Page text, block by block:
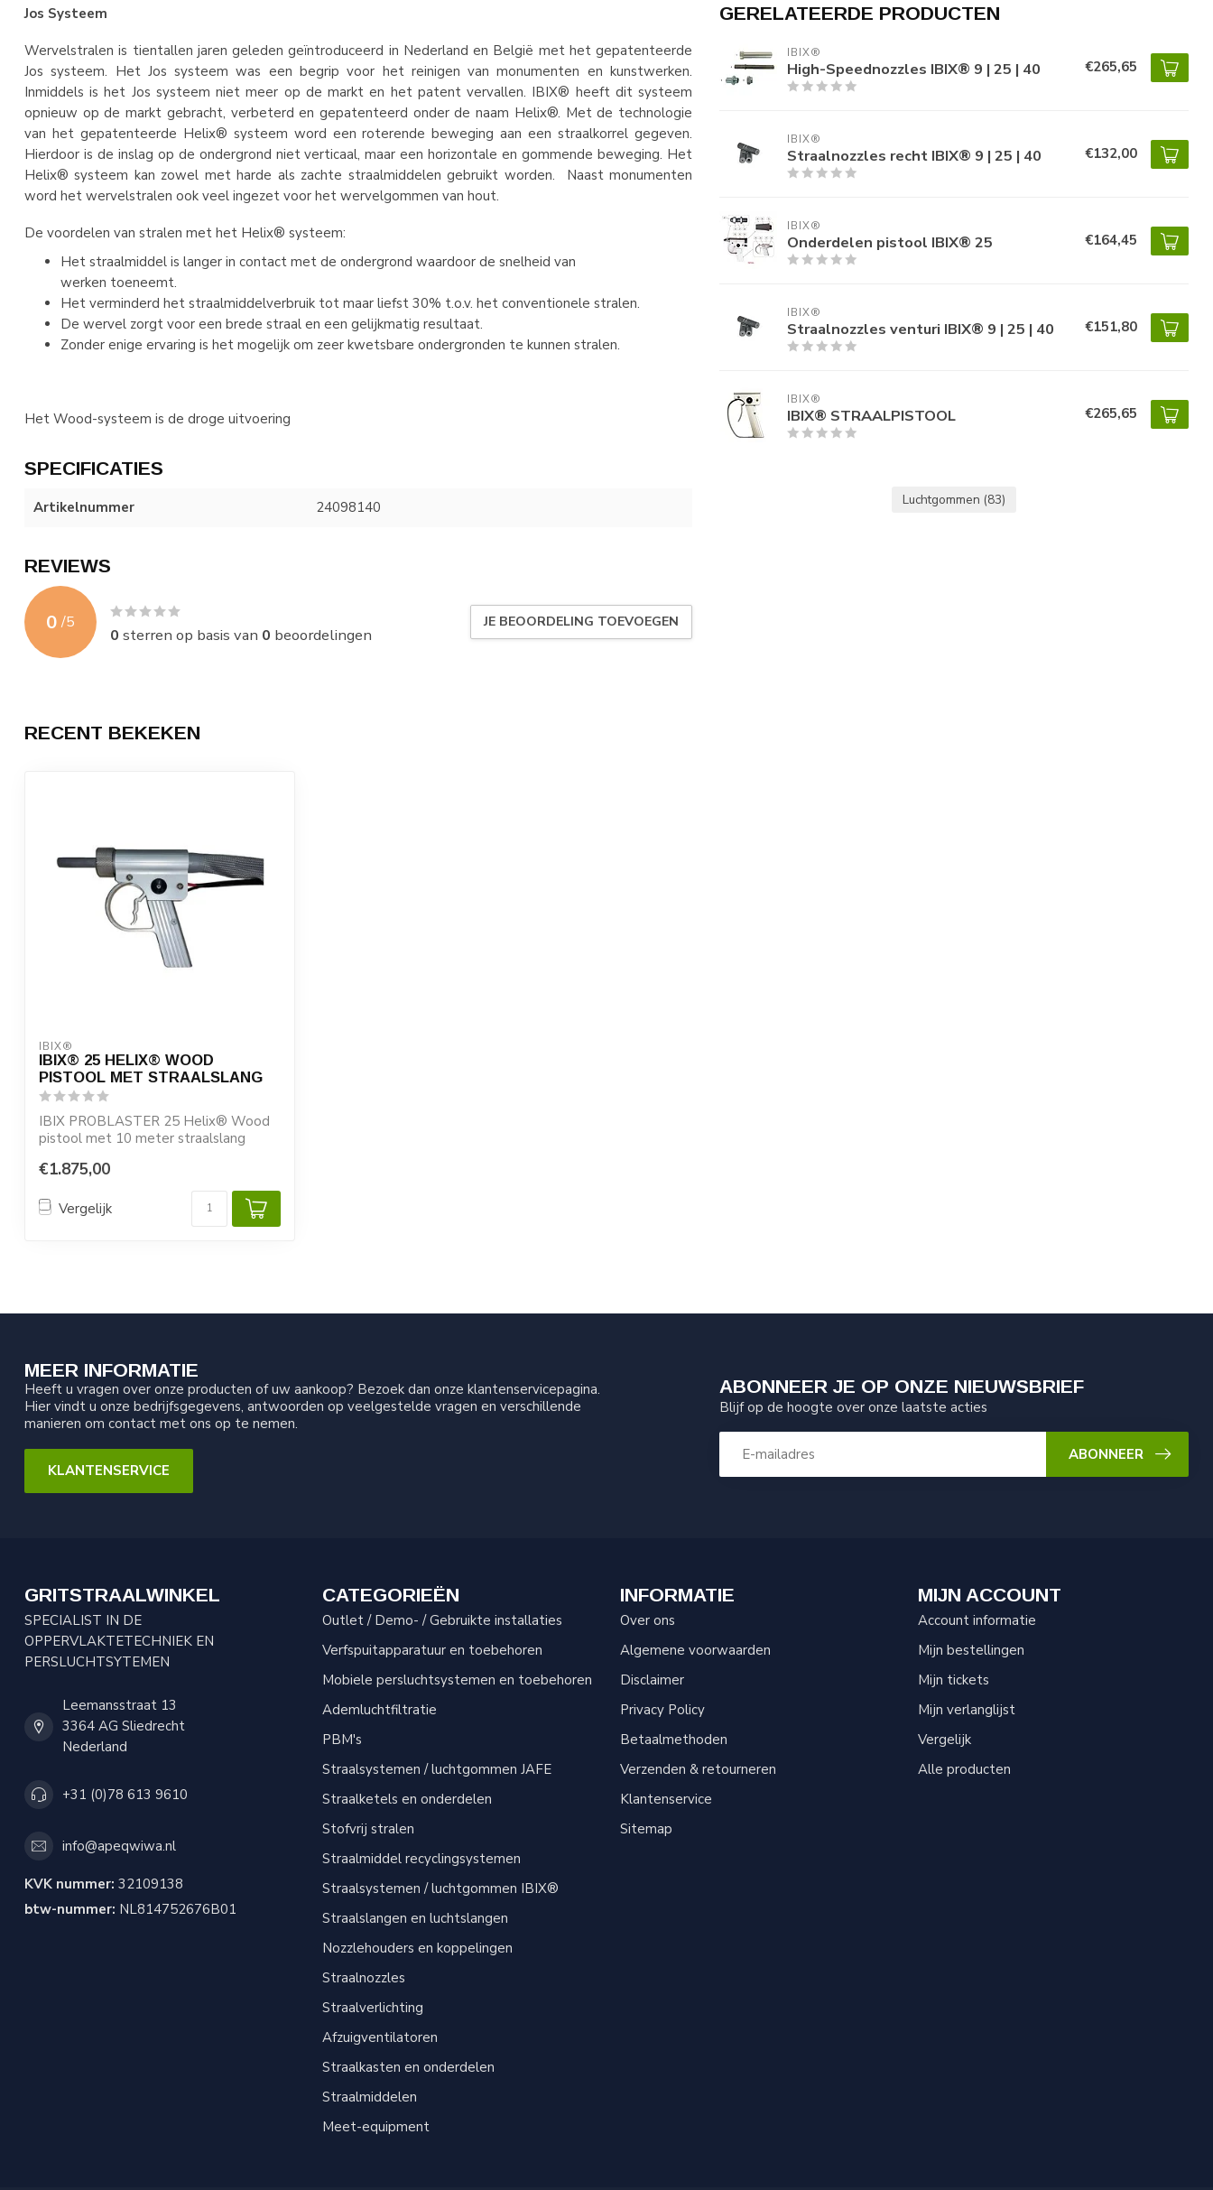
Jos Systeem
Wervelstralen is tientallen jaren geleden geïntroduceerd in Nederland en België met het gepatenteerde
Jos systeem. Het Jos systeem was een begrip voor het reinigen van monumenten en kunstwerken.
Inmiddels is het Jos systeem niet meer op de markt en het patent vervallen. IBIX® heeft dit systeem
opnieuw op de markt gebracht, verbeterd en gepatenteerd onder de naam Helix®. Met de technologie
van het gepatenteerde Helix® systeem word een roterende beweging aan een straalkorrel gegeven.
Hierdoor is de inslag op de ondergrond niet verticaal, maar een horizontale en gommende beweging. Het
Helix® systeem kan zowel met harde als zachte straalmiddelen gebruikt worden. Naast monumenten
word het wervelstralen ook veel ingezet voor het wervelgommen van hout.
De voordelen van stralen met het Helix® systeem:
Het straalmiddel is langer in contact met de ondergrond waardoor de snelheid van
werken toeneemt.
Het verminderd het straalmiddelverbruik tot maar liefst 30% t.o.v. het conventionele stralen.
De wervel zorgt voor een brede straal en een gelijkmatig resultaat.
Zonder enige ervaring is het mogelijk om zeer kwetsbare ondergronden te kunnen stralen.
Het Wood-systeem is de droge uitvoering
SPECIFICATIES
Artikelnummer 24098140
REVIEWS
0 /5
0 sterren op basis van 0 beoordelingen
JE BEOORDELING TOEVOEGEN
GERELATEERDE PRODUCTEN
IBIX®
High-Speednozzles IBIX® 9 | 25 | 40 €265,65
IBIX®
Straalnozzles recht IBIX® 9 | 25 | 40 €132,00
IBIX®
Onderdelen pistool IBIX® 25 €164,45
IBIX®
Straalnozzles venturi IBIX® 9 | 25 | 40 €151,80
IBIX®
IBIX® STRAALPISTOOL €265,65
Luchtgommen (83)
RECENT BEKEKEN
IBIX®
IBIX® 25 HELIX® WOOD
PISTOOL MET STRAALSLANG
IBIX PROBLASTER 25 Helix® Wood
pistool met 10 meter straalslang
€1.875,00
Vergelijk
MEER INFORMATIE
Heeft u vragen over onze producten of uw aankoop? Bezoek dan onze klantenservicepagina.
Hier vindt u onze bedrijfsgegevens, antwoorden op veelgestelde vragen en verschillende
manieren om contact met ons op te nemen.
KLANTENSERVICE
ABONNEER JE OP ONZE NIEUWSBRIEF
Blijf op de hoogte over onze laatste acties
ABONNEER
GRITSTRAALWINKEL
SPECIALIST IN DE
OPPERVLAKTETECHNIEK EN
PERSLUCHTSYTEMEN
Leemansstraat 13
3364 AG Sliedrecht
Nederland
+31 (0)78 613 9610
info@apeqwiwa.nl
KVK nummer: 32109138
btw-nummer: NL814752676B01
CATEGORIEËN
Outlet / Demo- / Gebruikte installaties
Verfspuitapparatuur en toebehoren
Mobiele persluchtsystemen en toebehoren
Ademluchtfiltratie
PBM's
Straalsystemen / luchtgommen JAFE
Straalketels en onderdelen
Stofvrij stralen
Straalmiddel recyclingsystemen
Straalsystemen / luchtgommen IBIX®
Straalslangen en luchtslangen
Nozzlehouders en koppelingen
Straalnozzles
Straalverlichting
Afzuigventilatoren
Straalkasten en onderdelen
Straalmiddelen
Meet-equipment
INFORMATIE
Over ons
Algemene voorwaarden
Disclaimer
Privacy Policy
Betaalmethoden
Verzenden & retourneren
Klantenservice
Sitemap
MIJN ACCOUNT
Account informatie
Mijn bestellingen
Mijn tickets
Mijn verlanglijst
Vergelijk
Alle producten